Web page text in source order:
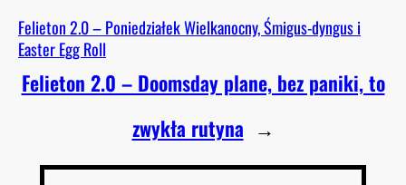
Felieton 2.0 – Poniedziałek Wielkanocny, Śmigus-dyngus i
Easter Egg Roll
Felieton 2.0 – Doomsday plane, bez paniki, to
zwykła rutyna →